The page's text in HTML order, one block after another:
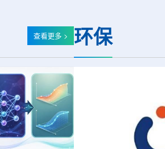
多个地点
范围包
相关业务通常与放射性药物制备、分
子影像和核医学诊断应用密切相关。
入商业生产前的最后阶段，预计将在
2026年下半年交...
查看更多 > 环保